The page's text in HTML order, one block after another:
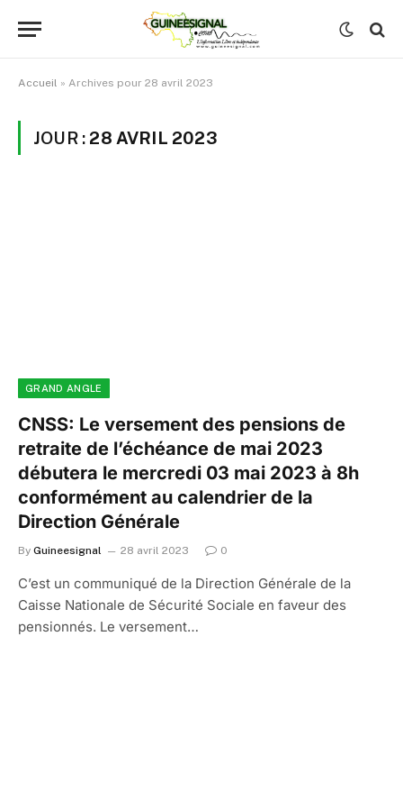
Accueil » Archives pour 28 avril 2023
JOUR : 28 AVRIL 2023
GRAND ANGLE
CNSS: Le versement des pensions de
retraite de l’échéance de mai 2023
débutera le mercredi 03 mai 2023 à 8h
conformément au calendrier de la
Direction Générale
By Guineesignal 28 avril 2023 0
C’est un communiqué de la Direction Générale de la
Caisse Nationale de Sécurité Sociale en faveur des
pensionnés. Le versement…